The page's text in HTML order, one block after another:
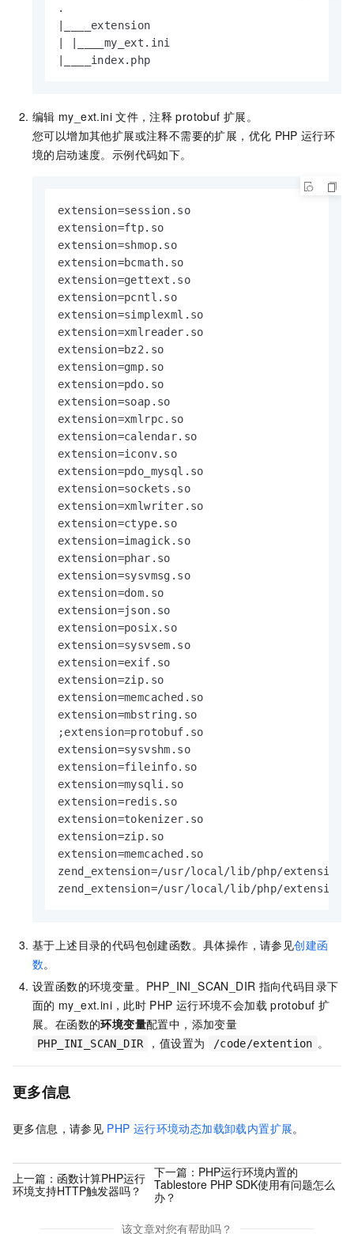
.
|____extension
| |____my_ext.ini
|____index.php
编辑 my_ext.ini 文件，注释 protobuf 扩展。
您可以增加其他扩展或注释不需要的扩展，优化 PHP 运行环
境的启动速度。示例代码如下。
extension=session.so
extension=ftp.so
extension=shmop.so
extension=bcmath.so
extension=gettext.so
extension=pcntl.so
extension=simplexml.so
extension=xmlreader.so
extension=bz2.so
extension=gmp.so
extension=pdo.so
extension=soap.so
extension=xmlrpc.so
extension=calendar.so
extension=iconv.so
extension=pdo_mysql.so
extension=sockets.so
extension=xmlwriter.so
extension=ctype.so
extension=imagick.so
extension=phar.so
extension=sysvmsg.so
extension=dom.so
extension=json.so
extension=posix.so
extension=sysvsem.so
extension=exif.so
extension=zip.so
extension=memcached.so
extension=mbstring.so
;extension=protobuf.so
extension=sysvshm.so
extension=fileinfo.so
extension=mysqli.so
extension=redis.so
extension=tokenizer.so
extension=zip.so
extension=memcached.so
zend_extension=/usr/local/lib/php/extensions/
zend_extension=/usr/local/lib/php/extensions/
基于上述目录的代码包创建函数。具体操作，请参见创建函
数。
设置函数的环境变量。PHP_INI_SCAN_DIR 指向代码目录下
面的 my_ext.ini ，此时 PHP 运行环境不会加载 protobuf 扩
展。在函数的环境变量配置中，添加变量
PHP_INI_SCAN_DIR ，值设置为 /code/extention 。
更多信息
更多信息，请参见 PHP 运行环境动态加载卸载内置扩展。
上一篇： 函数计算PHP运行
环境支持HTTP触发器吗？
下一篇： PHP运行环境内置的
Tablestore PHP SDK使用有问题怎么
办？
该文章对您有帮助吗？